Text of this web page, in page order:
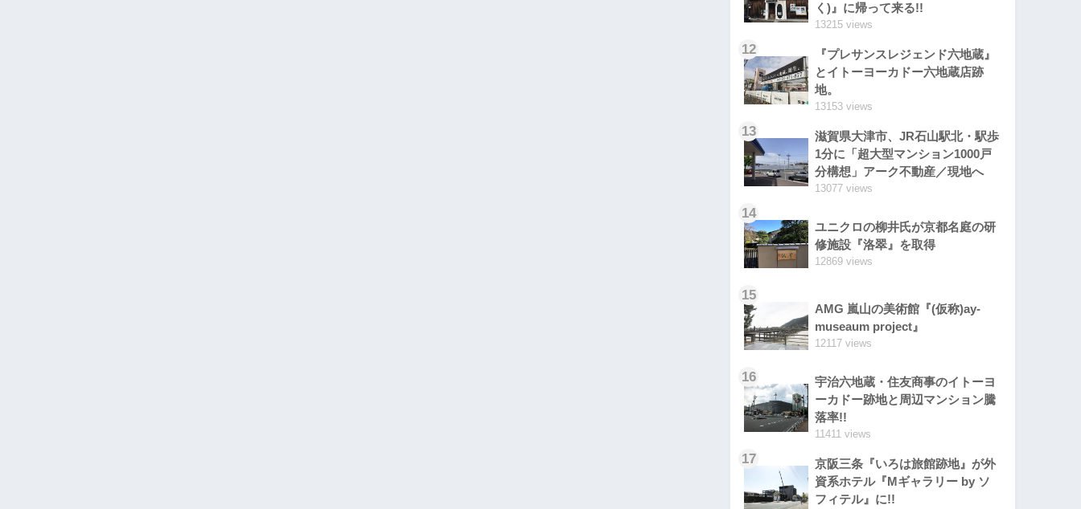
く)』に帰って来る!!
13215 views
12
『プレサンスレジェンド六地蔵』
とイトーヨーカドー六地蔵店跡
地。
13153 views
13
滋賀県大津市、JR石山駅北・駅歩
1分に「超大型マンション1000戸
分構想」アーク不動産／現地へ
13077 views
14
ユニクロの柳井氏が京都名庭の研
修施設『洛翠』を取得
12869 views
15
AMG 嵐山の美術館『(仮称)ay-
museaum project』
12117 views
16
宇治六地蔵・住友商事のイトーヨ
ーカドー跡地と周辺マンション騰
落率!!
11411 views
17
京阪三条『いろは旅館跡地』が外
資系ホテル『Mギャラリー by ソ
フィテル』に!!